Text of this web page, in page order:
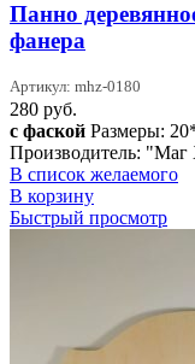
Панно
фанера
Артикул: mhz-0180
280 руб.
с фаской Размеры:
Производитель: "Маг
В список желаемого
В корзину
Быстрый просмотр